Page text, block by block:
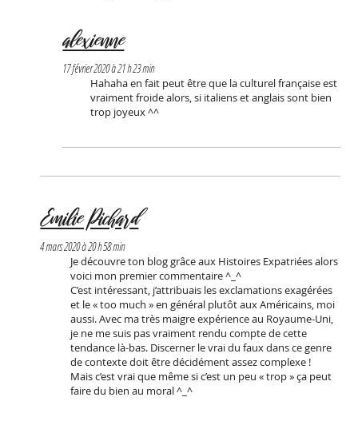
alexienne
17 février 2020 à 21 h 23 min
Hahaha en fait peut être que la culturel française est
vraiment froide alors, si italiens et anglais sont bien
trop joyeux ^^
Emilie Pichard
4 mars 2020 à 20 h 58 min
Je découvre ton blog grâce aux Histoires Expatriées alors
voici mon premier commentaire ^_^
C’est intéressant, j’attribuais les exclamations exagérées
et le « too much » en général plutôt aux Américains, moi
aussi. Avec ma très maigre expérience au Royaume-Uni,
je ne me suis pas vraiment rendu compte de cette
tendance là-bas. Discerner le vrai du faux dans ce genre
de contexte doit être décidément assez complexe !
Mais c’est vrai que même si c’est un peu « trop » ça peut
faire du bien au moral ^_^